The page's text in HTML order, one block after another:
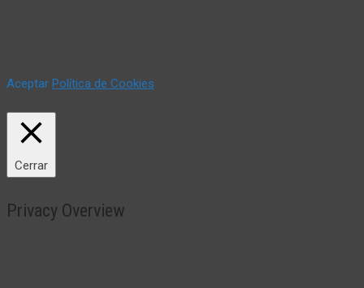
Aceptar Política de Cookies
Cerrar
Privacy Overview